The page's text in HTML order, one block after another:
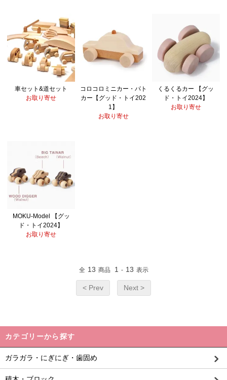
車セット&道セット
お取り寄せ
コロコロミニカー・パト
カー【グッド・トイ202
1】
お取り寄せ
くるくるカー 【グッ
ド・トイ2024】
お取り寄せ
MOKU-Model 【グッ
ド・トイ2024】
お取り寄せ
全 13 商品 1 - 13 表示
< Prev Next >
カテゴリーから探す
ガラガラ・にぎにぎ・歯固め